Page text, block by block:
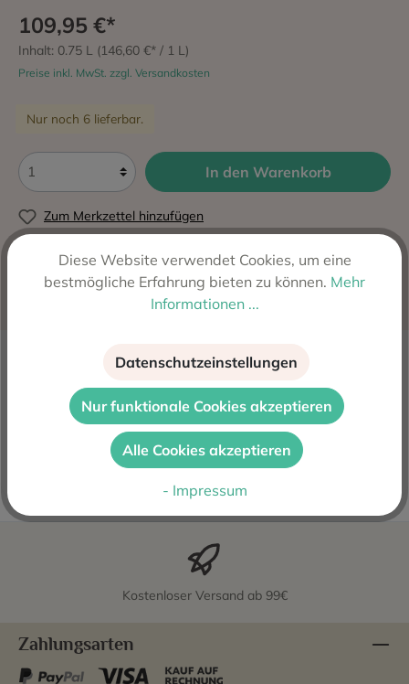
109,95 €*
Inhalt: 0.75 L (146,60 €* / 1 L)
Preise inkl. MwSt. zzgl. Versandkosten
Nur noch 6 lieferbar.
In den Warenkorb
Zum Merkzettel hinzufügen
Produktnummer:
3402
Hersteller:Bodegas Aalto, Quintanilla de Arriba,
Aalto PS 2023 - PS bedeutet Pagos Seleccionados - ist
eine Selektion einzelner Weinbergslagen. Der spanische
Rotwein ist ei…Mehr
Kostenloser Versand ab 99€
Zahlungsarten
Diese Website verwendet Cookies, um eine
bestmögliche Erfahrung bieten zu können. Mehr
Informationen ...
Datenschutzeinstellungen
Nur funktionale Cookies akzeptieren
Alle Cookies akzeptieren
- Impressum